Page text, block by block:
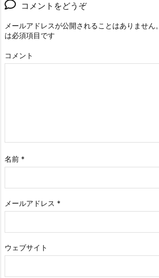
コメントをどうぞ
メールアドレスが公開されることはありません。
は必須項目です
コメント
名前 *
メールアドレス *
ウェブサイト